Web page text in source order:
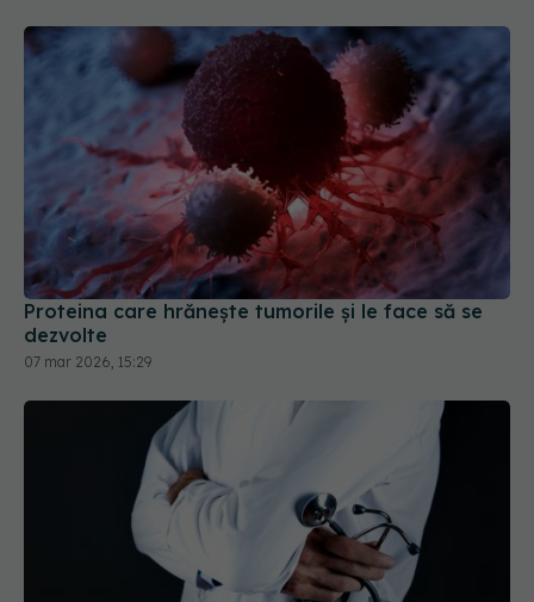
Proteina care hrănește tumorile și le face să se
dezvolte
07 mar 2026, 15:29